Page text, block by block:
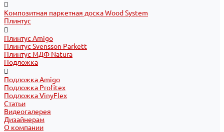
Композитная паркетная доска Wood System
Плинтус
Плинтус Amigo
Плинтус Svensson Parkett
Плинтус МДФ Natura
Подложка
Подложка Amigo
Подложка Profitex
Подложка VinyFlex
Статьи
Видеогалерея
Дизайнерам
О компании